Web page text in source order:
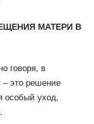
МАТЕРИ В
говоря, в
– это решение
особый уход,